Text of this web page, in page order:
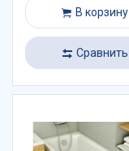
В корзину
Сравнить